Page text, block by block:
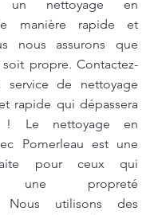
un nettoyage en
manière rapide et
nous assurons que
propre. Contactez-
de nettoyage
rapide qui dépassera
! Le nettoyage en
Pomerleau est une
pour ceux qui
une propreté
Nous utilisons des